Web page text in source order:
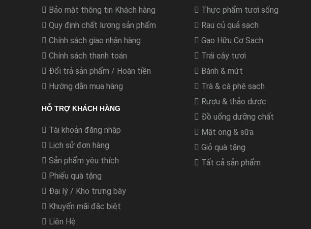
Bảo mật thông tin Khách hàng
Quy định chất lượng sản phẩm
Chính sách giao nhận hàng
Chính sách thanh toán
Đổi trả sản phẩm / Hoàn tiền
Hướng dẫn mua hàng
HỖ TRỢ KHÁCH HÀNG
Tài khoản đăng nhập
Lịch sử đơn hàng
Sản phẩm yêu thích
Phiếu quà tặng
Đại lý / Kho trưng bày
Khuyến mãi đặc biệt
Liên Hệ
Thực phẩm tươi sống
Rau củ quả sạch
Gạo Hữu Cơ Sạch
Trái cây tươi
Bánh & mứt
Trà & cà phê sạch
Rượu & thảo dược
Đồ uống dưỡng chất
Mật ong & sữa
Giỏ quà tặng
Tất cả sản phẩm